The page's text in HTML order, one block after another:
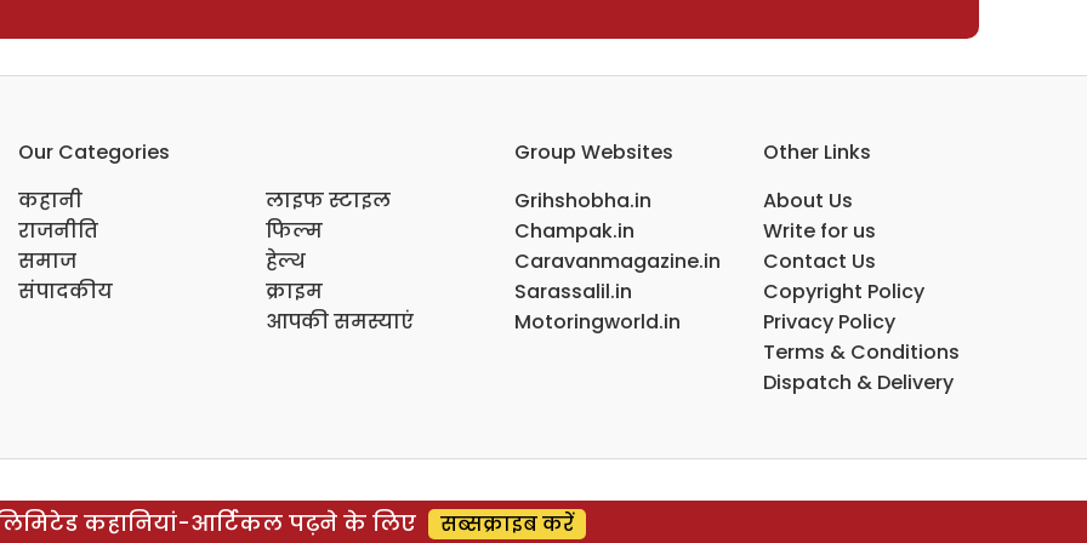
Our Categories
कहानी
राजनीति
समाज
संपादकीय
लाइफ स्टाइल
फिल्म
हेल्थ
क्राइम
आपकी समस्याएं
Group Websites
Grihshobha.in
Champak.in
Caravanmagazine.in
Sarassalil.in
Motoringworld.in
Other Links
About Us
Write for us
Contact Us
Copyright Policy
Privacy Policy
Terms & Conditions
Dispatch & Delivery
कहानियां-आर्टिकल पढ़ने के लिए सब्सक्राइब करें